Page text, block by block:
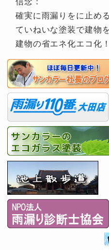
確実に雨漏りをに止める
ていねいな塗装で建物
建物の省エネ化エコ化！